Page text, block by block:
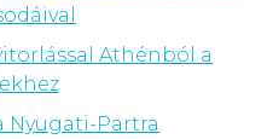
Athénból a
Nyugati-Partra